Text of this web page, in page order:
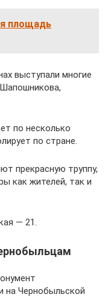
площадь
выступали многие
по несколько
по стране.
прекрасную труппу,
как жителей, так и
— 21.
на Чернобыльской